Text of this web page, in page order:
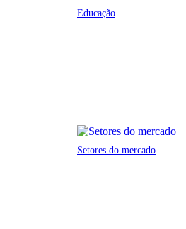
Educação
Setores do mercado